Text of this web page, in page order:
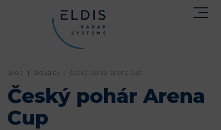
home
aktuality český pohár arena cup
Český pohár Arena
Cup